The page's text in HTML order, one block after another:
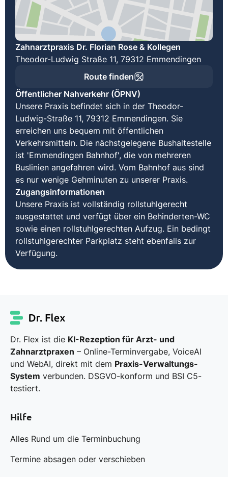
Zahnarztpraxis Dr. Florian Rose & Kollegen
Theodor-Ludwig Straße 11, 79312 Emmendingen
Route finden
Öffentlicher Nahverkehr (ÖPNV)
Unsere Praxis befindet sich in der Theodor-
Ludwig-Straße 11, 79312 Emmendingen. Sie
erreichen uns bequem mit öffentlichen
Verkehrsmitteln. Die nächstgelegene Bushaltestelle
ist 'Emmendingen Bahnhof', die von mehreren
Buslinien angefahren wird. Vom Bahnhof aus sind
es nur wenige Gehminuten zu unserer Praxis.
Zugangsinformationen
Unsere Praxis ist vollständig rollstuhlgerecht
ausgestattet und verfügt über ein Behinderten-WC
sowie einen rollstuhlgerechten Aufzug. Ein bedingt
rollstuhlgerechter Parkplatz steht ebenfalls zur
Verfügung.
Dr. Flex ist die KI-Rezeption für Arzt- und
Zahnarztpraxen – Online-Terminvergabe, VoiceAI
und WebAI, direkt mit dem Praxis-Verwaltungs-
System verbunden. DSGVO-konform und BSI C5-
testiert.
Hilfe
Alles Rund um die Terminbuchung
Termine absagen oder verschieben